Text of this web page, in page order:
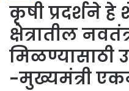
कृषी प्रदर्शने हे
क्षेत्रातील
मिळण्यासाठी
-मुख्यमंत्री